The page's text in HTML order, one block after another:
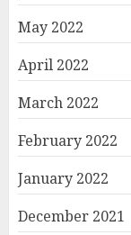
May 2022
April 2022
March 2022
February 2022
January 2022
December 2021